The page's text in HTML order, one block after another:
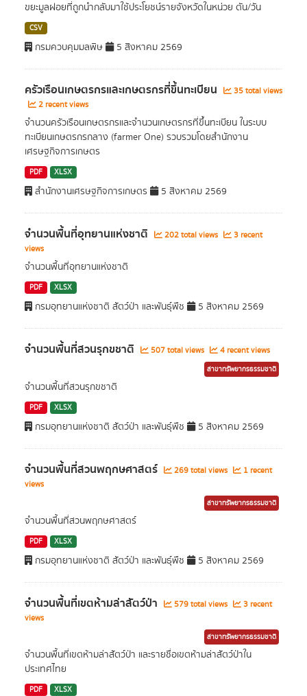
ขยะมูลฝอยที่ถูกนำกลับมาใช้ประโยชน์รายจังหวัดในหน่วย ตัน/วัน
CSV
กรมควบคุมมลพิษ 5 สิงหาคม 2569
ครัวเรือนเกษตรกรและเกษตรกรที่ขึ้นทะเบียน
35 total views
2 recent views
จำนวนครัวเรือนเกษตรกรและจำนวนเกษตรกรที่ขึ้นทะเบียน ในระบบ
ทะเบียนเกษตรกรกลาง (farmer One) รวบรวมโดยสำนักงาน
เศรษฐกิจการเกษตร
PDF XLSX
สำนักงานเศรษฐกิจการเกษตร 5 สิงหาคม 2569
จำนวนพื้นที่อุทยานแห่งชาติ 202 total views
3 recent
views
จำนวนพื้นที่อุทยานแห่งชาติ
PDF XLSX
กรมอุทยานแห่งชาติ สัตว์ป่า และพันธุ์พืช 5 สิงหาคม 2569
จำนวนพื้นที่สวนรุกขชาติ 507 total views 4 recent views
สาขาทรัพยากรธรรมชาติ
จำนวนพื้นที่สวนรุกขชาติ
PDF XLSX
กรมอุทยานแห่งชาติ สัตว์ป่า และพันธุ์พืช 5 สิงหาคม 2569
จำนวนพื้นที่สวนพฤกษศาสตร์ 269 total views
1 recent
views
สาขาทรัพยากรธรรมชาติ
จำนวนพื้นที่สวนพฤกษศาสตร์
PDF XLSX
กรมอุทยานแห่งชาติ สัตว์ป่า และพันธุ์พืช 5 สิงหาคม 2569
จำนวนพื้นที่เขตห้ามล่าสัตว์ป่า 579 total views
3 recent
views
สาขาทรัพยากรธรรมชาติ
จำนวนพื้นที่เขตห้ามล่าสัตว์ป่า และรายชื่อเขตห้ามล่าสัตว์ป่าใน
ประเทศไทย
PDF XLSX